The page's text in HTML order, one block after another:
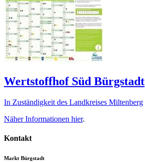
Wertstoffhof Süd Bürgstadt
In Zuständigkeit des Landkreises Miltenberg
Näher Informationen hier.
Kontakt
Markt Bürgstadt